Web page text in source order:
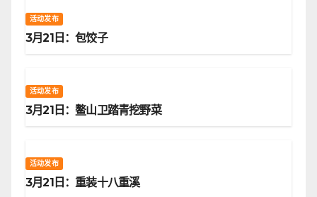
活动发布
3月21日：包饺子
活动发布
3月21日：鳌山卫踏青挖野菜
活动发布
3月21日：重装十八重溪